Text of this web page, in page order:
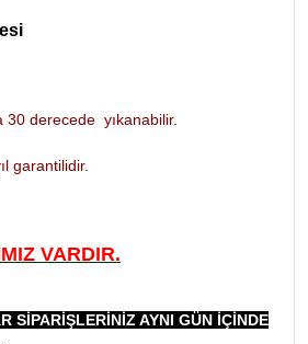
30 derecede yıkanabilir.
garantilidir.
VARDIR.
SIPARIŞLERINIZ AYNI GÜN IÇINDE